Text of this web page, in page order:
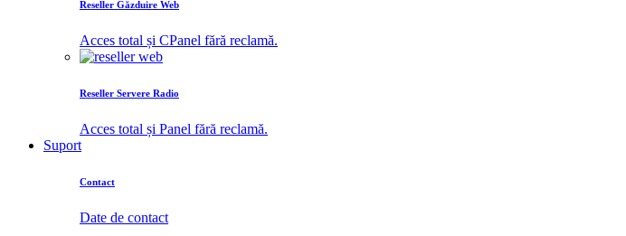
Reseller Găzduire Web
Acces total și CPanel fără reclamă.
Reseller Servere Radio
Acces total și Panel fără reclamă.
Suport
Contact
Date de contact